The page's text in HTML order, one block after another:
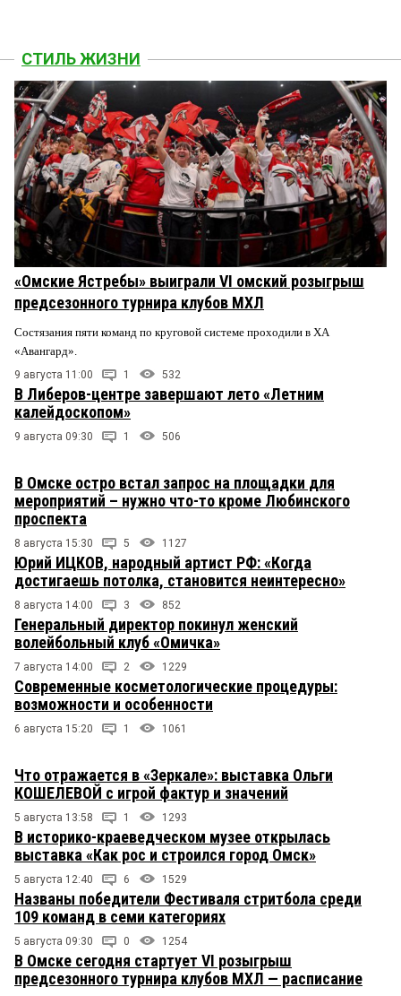
СТИЛЬ ЖИЗНИ
«Омские Ястребы» выиграли VI омский розыгрыш
предсезонного турнира клубов МХЛ
Состязания пяти команд по круговой системе проходили в ХА
«Авангард».
9 августа 11:00 1 532
В Либеров-центре завершают лето «Летним
калейдоскопом»
9 августа 09:30 1 506
В Омске остро встал запрос на площадки для
мероприятий – нужно что-то кроме Любинского
проспекта
8 августа 15:30 5 1127
Юрий ИЦКОВ, народный артист РФ: «Когда
достигаешь потолка, становится неинтересно»
8 августа 14:00 3 852
Генеральный директор покинул женский
волейбольный клуб «Омичка»
7 августа 14:00 2 1229
Современные косметологические процедуры:
возможности и особенности
6 августа 15:20 1 1061
Что отражается в «Зеркале»: выставка Ольги
КОШЕЛЕВОЙ с игрой фактур и значений
5 августа 13:58 1 1293
В историко-краеведческом музее открылась
выставка «Как рос и строился город Омск»
5 августа 12:40 6 1529
Названы победители Фестиваля стритбола среди
109 команд в семи категориях
5 августа 09:30 0 1254
В Омске сегодня стартует VI розыгрыш
предсезонного турнира клубов МХЛ — расписание